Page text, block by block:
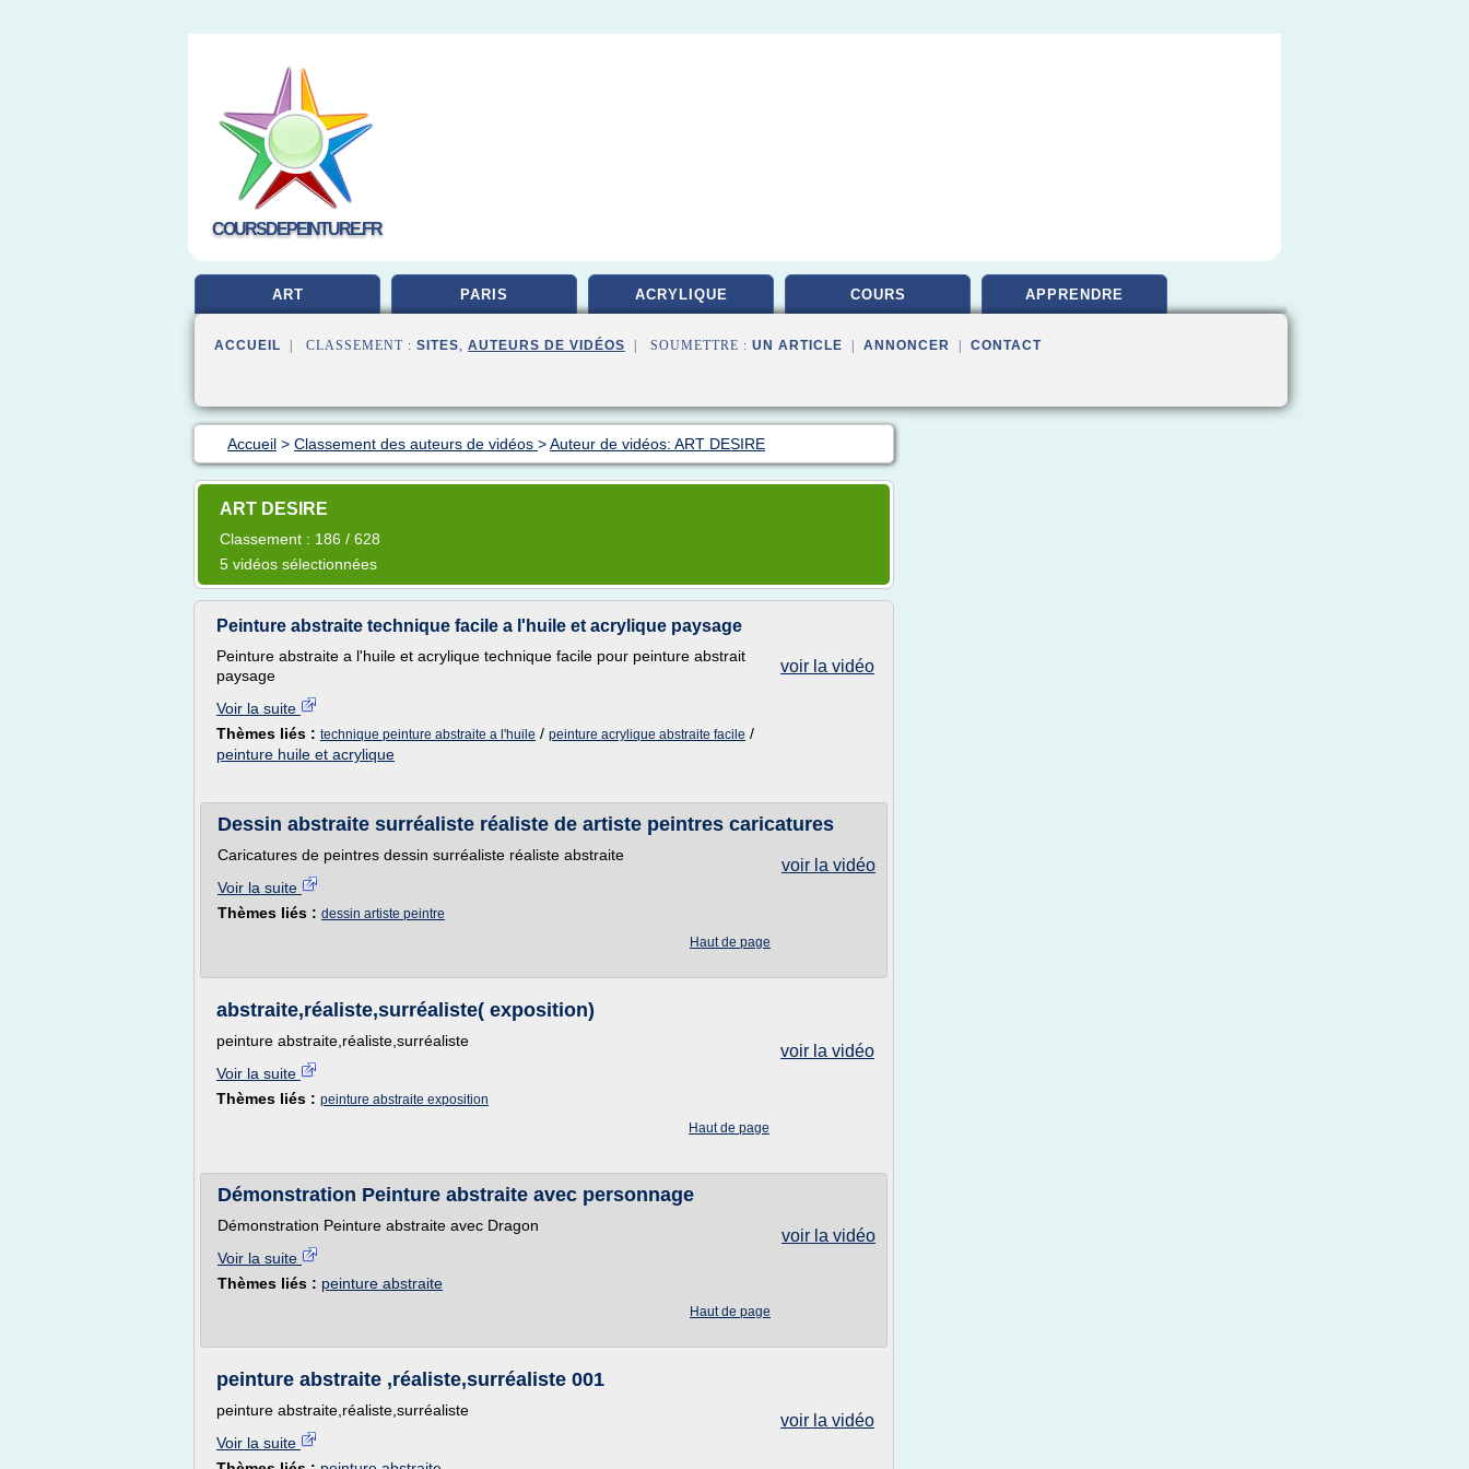
COURSDEPEINTURE.FR
ART PARIS ACRYLIQUE COURS APPRENDRE
ACCUEIL | CLASSEMENT : SITES, AUTEURS DE VIDÉOS | SOUMETTRE : UN ARTICLE ANNONCER CONTACT
Accueil > Classement des auteurs de vidéos >Auteur de vidéos: ART DESIRE
ART DESIRE
Classement : 186 / 628
5 vidéos sélectionnées
Peinture abstraite technique facile a l'huile et acrylique paysage
voir la vidéo
Peinture abstraite a l'huile et acrylique technique facile pour peinture abstrait
paysage
Voir la suite
Thèmes liés : technique peinture abstraite a l'huile / peinture acrylique abstraite facile /
peinture huile et acrylique
Dessin abstraite surréaliste réaliste de artiste peintres caricatures
voir la vidéo
Caricatures de peintres dessin surréaliste réaliste abstraite
Voir la suite
Thèmes liés : dessin artiste peintre
Haut de page
abstraite,réaliste,surréaliste( exposition)
voir la vidéo
peinture abstraite,réaliste,surréaliste
Voir la suite
Thèmes liés : peinture abstraite exposition
Haut de page
Démonstration Peinture abstraite avec personnage
voir la vidéo
Démonstration Peinture abstraite avec Dragon
Voir la suite
Thèmes liés : peinture abstraite
Haut de page
peinture abstraite ,réaliste,surréaliste 001
voir la vidéo
peinture abstraite,réaliste,surréaliste
Voir la suite